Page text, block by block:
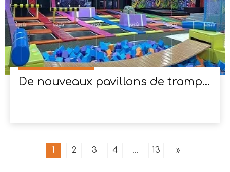
De nouveaux pavillons de trampoline installés en Colombie
1 2 3 4 ... 13 »